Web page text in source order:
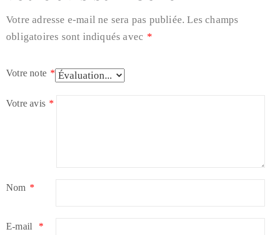
Votre adresse e-mail ne sera pas publiée. Les champs
obligatoires sont indiqués avec *
Votre note *
Votre avis *
Nom *
E-mail *